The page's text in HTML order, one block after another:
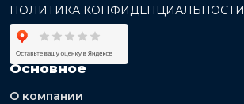
ПОЛИТИКА КОНФИДЕНЦИАЛЬНОСТИ
Основное
О компании